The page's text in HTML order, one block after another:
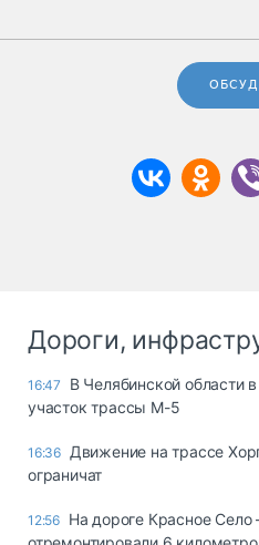
Дороги,
16:47
В Челябинской области
участок трассы М-5
16:36 Движение на трассе
ограничат
12:56 На дороге Красное Село